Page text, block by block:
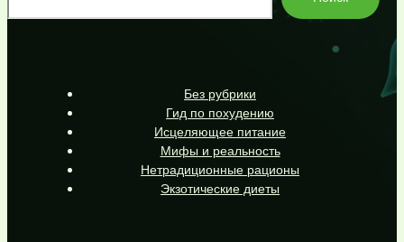
Без рубрики
Гид по похудению
Исцеляющее питание
Мифы и реальность
Нетрадиционные рационы
Экзотические диеты